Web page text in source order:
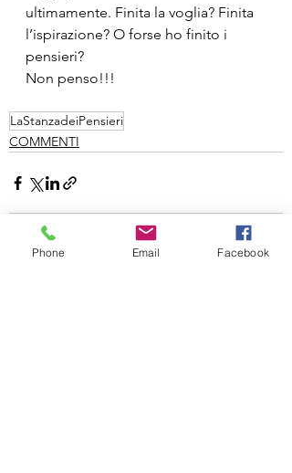
ultimamente. Finita la voglia? Finita
l’ispirazione? O forse ho finito i
pensieri?
Non penso!!!
LaStanzadeiPensieri
COMMENTI
Phone Email Facebook